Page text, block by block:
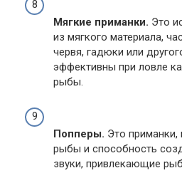
Мягкие приманки. Это
из мягкого материала,
червя, гадюки или
эффективны при ловле
рыбы.
Попперы. Это
рыбы и способность
звуки, привлекающие